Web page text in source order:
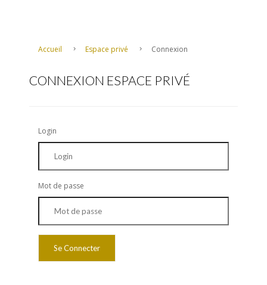
Accueil Espace privé Connexion
CONNEXION ESPACE PRIVÉ
Login
Mot de passe
Se Connecter